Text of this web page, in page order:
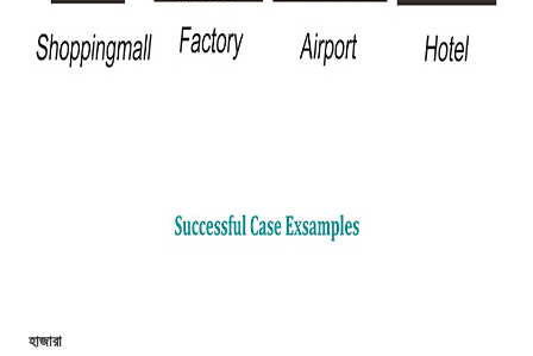
হাজারা